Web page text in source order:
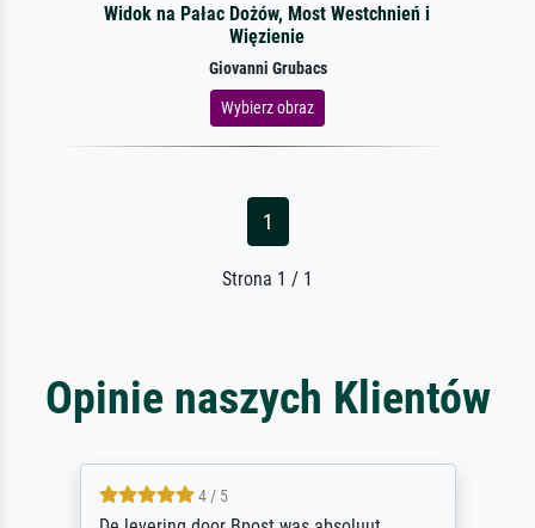
Widok na Pałac Dożów, Most Westchnień i
Więzienie
Giovanni Grubacs
Wybierz obraz
1
Strona 1 / 1
Opinie naszych Klientów